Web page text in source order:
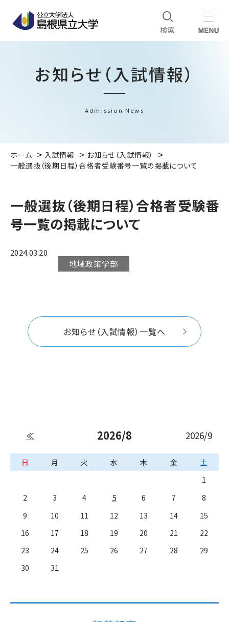
お知らせ（入試情報）
Admission News
ホーム 入試情報
お知らせ（入試情報）
一般選抜（後期日程）合格者受験番号一覧の掲載について
一般選抜（後期日程）合格者受験番
号一覧の掲載について
2024.03.20
地域政策学部
お知らせ（入試情報）一覧へ
≪ 2026/8 2026/9
日 月 火 水 木 金
土
1
2
3 4 5 6 7
8
9
10 11 12 13 14
15
16
17 18 19 20 21
22
23
24 25 26 27 28
29
30
31